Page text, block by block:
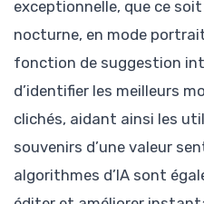
exceptionnelle, que ce
nocturne, en mode
fonction de suggestion
d’identifier les meilleurs
clichés, aidant ainsi les
souvenirs d’une valeur
algorithmes d’IA sont